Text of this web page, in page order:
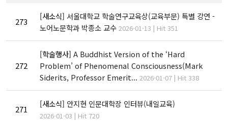
273
[새소식] 서울대학교 학술연구교육상(교육부문) 특별 강연 -
노어노문학과 박종소 교수 2026-01-13 | Hit 351
272
[학술행사] A Buddhist Version of the ‘Hard
Problem’ of Phenomenal Consciousness(Mark
Siderits, Professor Emerit... 2026-01-07 | Hit 338
271
[새소식] 안지현 인문대학장 인터뷰(내일교육)
2026-01-03 | Hit 720
인문학이란?
인문대학 발자취
개관
인문대학 역사기록
학장인사말
학장 연설문